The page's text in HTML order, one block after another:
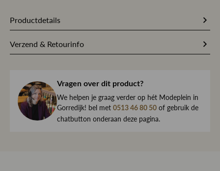
Productdetails
Stofsamenstelling 99% Katoen / 1% Elastaan
Dessin Effen
Pasvorm Regular fit
Verzend & Retourinfo
haar direct naar je toe.
We begrijpen maar al te goed dat het kan gebeuren dat
een item toch niet helemaal naar wens is. Daarom ben je
altijd welkom om ieder artikel eerst te passen op ons
Vragen over dit product?
We helpen je graag verder op hét Modeplein in
Gorredijk! bel met 0513 46 80 50 of gebruik de
chatbutton onderaan deze pagina.